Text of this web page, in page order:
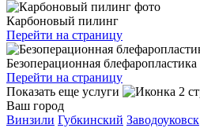
Карбоновый пилинг
Перейти на страницу
Безоперационная блефаропластика
Перейти на страницу
Показать еще услуги
Ваш город
Винзили Губкинский Заводоуковск